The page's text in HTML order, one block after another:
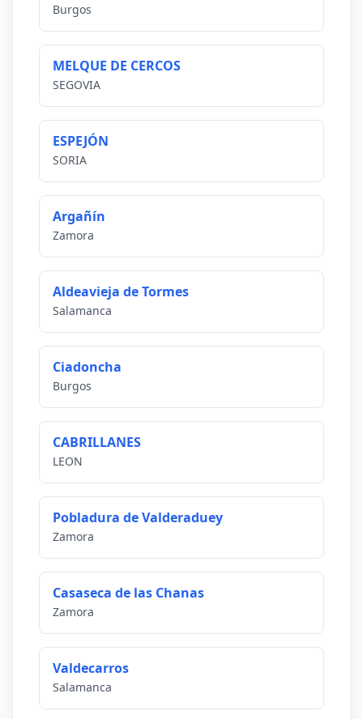
Burgos
MELQUE DE CERCOS
SEGOVIA
ESPEJÓN
SORIA
Argañín
Zamora
Aldeavieja de Tormes
Salamanca
Ciadoncha
Burgos
CABRILLANES
LEON
Pobladura de Valderaduey
Zamora
Casaseca de las Chanas
Zamora
Valdecarros
Salamanca